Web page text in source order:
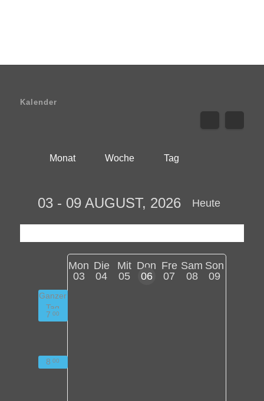
Kalender
Monat Woche Tag
Heute
03 - 09 AUGUST, 2026
Mon
03
Die
04
Mit
05
Don
06
Fre
07
Sam
08
Son
09
Ganzer
Tag
7 00
8 00